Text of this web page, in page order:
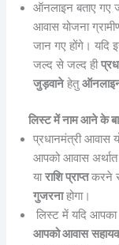
ऑनलाइन बताए गए
आवास योजना
जान गए होंगे। यदि
जल्द से जल्द ही
जुड़वानेहेतु
लिस्ट में नाम आने के
प्रधानमंत्री आवास
आपको आवास
याराशि प्राप्तकरने
गुजरनाहोगा।
लिस्ट में यदि आपका
आपको आवास